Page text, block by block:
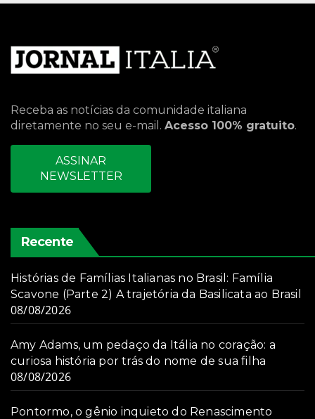
Receba as notícias da comunidade italiana
diretamente no seu e-mail. Acesso 100% gratuito.
ASSINAR
NEWSLETTER
Recente
Histórias de Famílias Italianas no Brasil: Família
Scavone (Parte 2) A trajetória da Basilicata ao Brasil
08/08/2026
Amy Adams, um pedaço da Itália no coração: a
curiosa história por trás do nome de sua filha
08/08/2026
Pontormo, o gênio inquieto do Renascimento